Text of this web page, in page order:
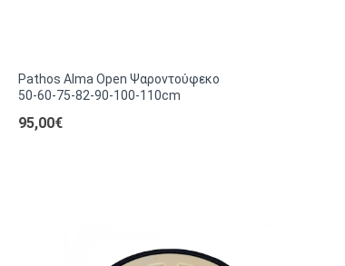
Pathos Alma Open Ψαροντούφεκο
50-60-75-82-90-100-110cm
95,00€